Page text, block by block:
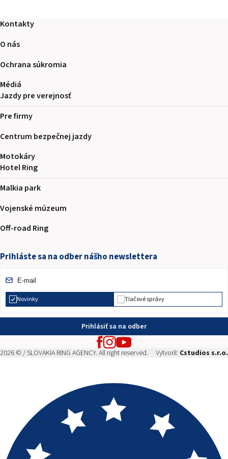
Kontakty
O nás
Ochrana súkromia
Médiá
Jazdy pre verejnosť
Pre firmy
Centrum bezpečnej jazdy
Motokáry
Hotel Ring
Malkia park
Vojenské múzeum
Off-road Ring
Prihláste sa na odber nášho newslettera
Novinky Tlačové správy
Prihlásiť sa na odber
2026 © / SLOVAKIA RING AGENCY. All right reserved. Vytvoril: Cstudios s.r.o.